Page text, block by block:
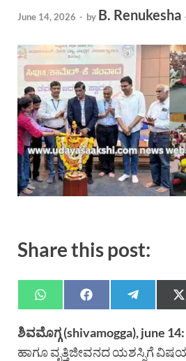
June 14, 2026 - by B. Renukesha
Share this post:
ಶಿವಮೊಗ್ಗ (shivamogga), june 14:
ಹಾಗೂ ವೃತ್ತಿಜೀವನದ ಯಶಸ್ಸಿಗೆ